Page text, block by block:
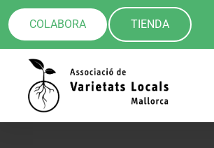
COLABORA TIENDA